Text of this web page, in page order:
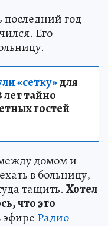
последний год
Его
«сетку»для
лет тайно
гостей
домом и
в больницу,
тащить. Хотел
что это
эфире Радио